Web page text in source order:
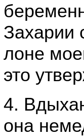
Захарии
лоне
это
4.
она